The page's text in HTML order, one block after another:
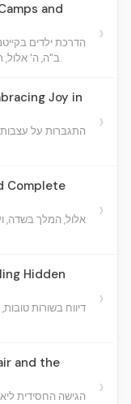
and
הדרכת ילדים
ב"ה, ה' אלול, תשכ"א ברוקלין.
›
Joy in
התגברות על
›
Complete
אלול, המלך בשדה,
›
Hidden
דיווח בשורות
›
and the
הגישה החסידית
›